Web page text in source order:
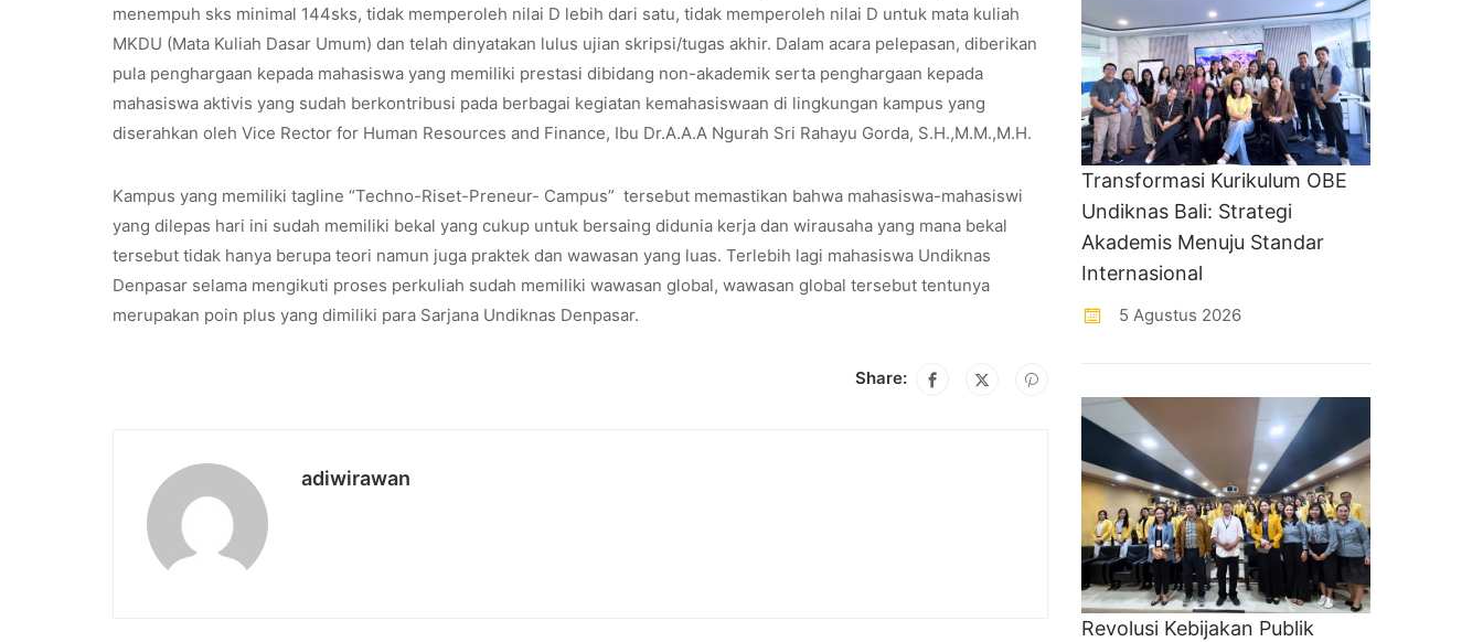
menempuh sks minimal 144sks, tidak memperoleh nilai D lebih dari satu, tidak memperoleh nilai D untuk mata kuliah
MKDU (Mata Kuliah Dasar Umum) dan telah dinyatakan lulus ujian skripsi/tugas akhir. Dalam acara pelepasan, diberikan
pula penghargaan kepada mahasiswa yang memiliki prestasi dibidang non-akademik serta penghargaan kepada
mahasiswa aktivis yang sudah berkontribusi pada berbagai kegiatan kemahasiswaan di lingkungan kampus yang
diserahkan oleh Vice Rector for Human Resources and Finance, Ibu Dr.A.A.A Ngurah Sri Rahayu Gorda, S.H.,M.M.,M.H.
Kampus yang memiliki tagline “Techno-Riset-Preneur- Campus” tersebut memastikan bahwa mahasiswa-mahasiswi
yang dilepas hari ini sudah memiliki bekal yang cukup untuk bersaing didunia kerja dan wirausaha yang mana bekal
tersebut tidak hanya berupa teori namun juga praktek dan wawasan yang luas. Terlebih lagi mahasiswa Undiknas
Denpasar selama mengikuti proses perkuliah sudah memiliki wawasan global, wawasan global tersebut tentunya
merupakan poin plus yang dimiliki para Sarjana Undiknas Denpasar.
Share:
adiwirawan
Transformasi Kurikulum OBE
Undiknas Bali: Strategi
Akademis Menuju Standar
Internasional
5 Agustus 2026
Revolusi Kebijakan Publik